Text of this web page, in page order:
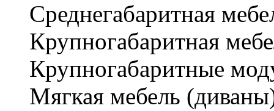
Cреднегабаритная
Крупногабаритная
Крупногабаритные
Мягкая мебель